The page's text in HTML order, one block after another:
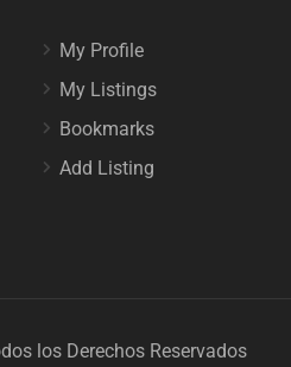
My Profile
My Listings
Bookmarks
Add Listing
los Derechos Reservados